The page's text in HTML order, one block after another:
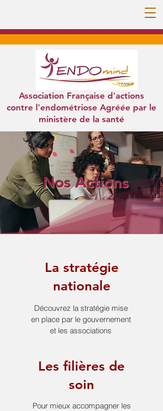
Association Française d'actions
contre l'endométriose Agréée par le
ministère de la santé
Nos Actions
La stratégie
nationale
Découvrez la stratégie mise
en place par le gouvernement
et les associations
Les filières de
soin
Pour mieux accompagner les